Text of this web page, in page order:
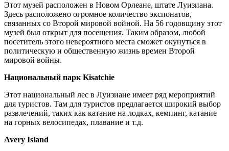
Этот музей расположен в Новом Орлеане, штате Луизиана.
Здесь расположено огромное количество экспонатов,
связанных со Второй мировой войной. На 56 годовщину этот
музей был открыт для посещения. Таким образом, любой
посетитель этого невероятного места сможет окунуться в
политическую и общественную жизнь времен Второй
мировой войны.
Национальный парк Kisatchie
Этот национальный лес в Луизиане имеет ряд мероприятий
для туристов. Там для туристов предлагается широкий выбор
развлечений, таких как катание на лодках, кемпинг, катание
на горных велосипедах, плавание и т.д.
Avery Island